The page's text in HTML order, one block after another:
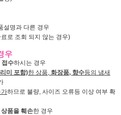
명과 다른 경우
조회 되지 않는 경우)
우
접수하시는 경우
미 포함)한 상품, 화장품, 향수등의 냄새
가하므로 불량, 사이즈 오류등 이상 여부 확
품을 훼손한 경우